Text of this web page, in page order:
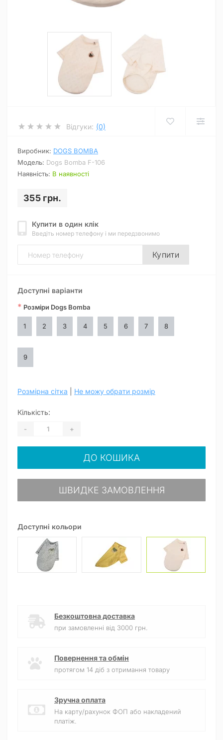
Відгуки: (0)
Виробник: DOGS BOMBA
Модель: Dogs Bomba F-106
Наявність: В наявності
355 грн.
Купити в один клік
Введіть номер телефону і ми передзвонимо
Купити
Доступні кольори
Доступні варіанти
* Розміри Dogs Bomba
1 2 3 4 5 6 7 8
9
Розмірна сітка Не можу обрати розмір
Кількість:
- +
ДО КОШИКА
ШВИДКЕ ЗАМОВЛЕННЯ
Безкоштовна доставка
при замовленні від 3000 грн.
Повернення та обмін
протягом 14 діб з отримання товару
Зручна оплата
На карту/рахунок ФОП або накладений
платіж.